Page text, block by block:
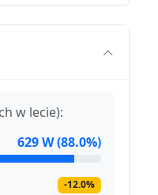
w lecie):
629 W (88.0%)
-12.0%